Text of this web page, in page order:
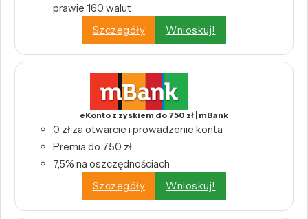
prawie 160 walut
Szczegóły
Wnioskuj!
eKonto z zyskiem do 750 zł | mBank
0 zł za otwarcie i prowadzenie konta
Premia do 750 zł
7,5% na oszczędnościach
Szczegóły
Wnioskuj!